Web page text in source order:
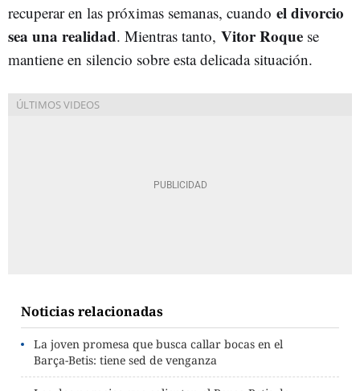
recuperar en las próximas semanas, cuando el divorcio
sea una realidad. Mientras tanto, Vitor Roque se
mantiene en silencio sobre esta delicada situación.
Noticias relacionadas
La joven promesa que busca callar bocas en el
Barça-Betis: tiene sed de venganza